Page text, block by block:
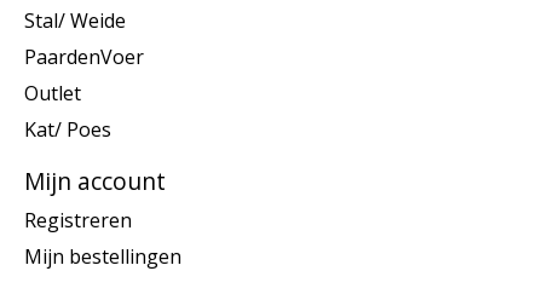
Stal/ Weide
PaardenVoer
Outlet
Kat/ Poes
Mijn account
Registreren
Mijn bestellingen